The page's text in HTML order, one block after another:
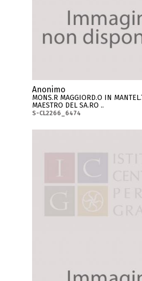
Anonimo
MONS.R MAGGIORD.O IN
MAESTRO DEL SA.RO ..
S-CL2266_6474